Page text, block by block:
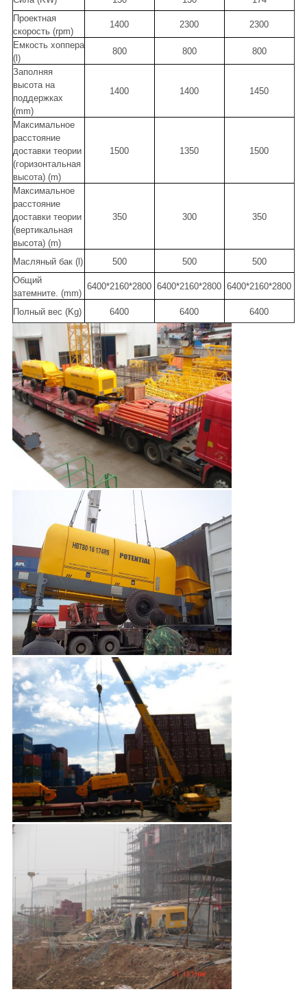
Проектная
скорость (rpm)
1400 2300
2300
Емкость хоппера
(l)
800 800
800
Заполняя
высота на
поддержках
(mm)
1400 1400 1450
Максимальное
расстояние
доставки теории
(горизонтальная
высота) (m)
1500 1350 1500
Максимальное
расстояние
доставки теории
(вертикальная
высота) (m)
350 300 350
Масляный бак (l) 500 500
500
Общий
затемните. (mm)
6400*2160*2800 6400*2160*2800 6400*2160*2800
Полный вес (Kg) 6400 6400 6400